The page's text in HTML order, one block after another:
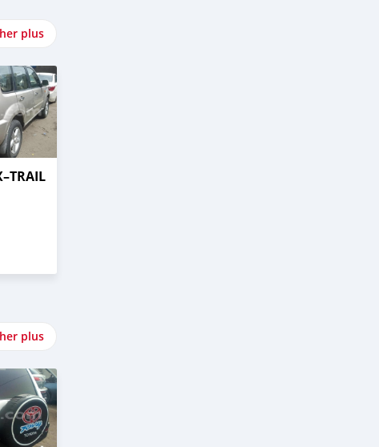
plus
plus